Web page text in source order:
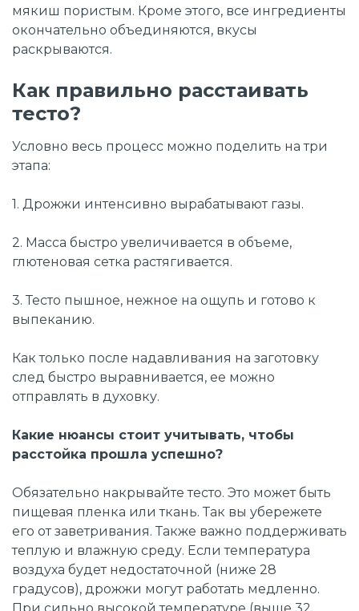
мякиш пористым. Кроме этого, все ингредиенты
окончательно объединяются, вкусы
раскрываются.
Как правильно расстаивать
тесто?
Условно весь процесс можно поделить на три
этапа:
1. Дрожжи интенсивно вырабатывают газы.
2. Масса быстро увеличивается в объеме,
глютеновая сетка растягивается.
3. Тесто пышное, нежное на ощупь и готово к
выпеканию.
Как только после надавливания на заготовку
след быстро выравнивается, ее можно
отправлять в духовку.
Какие нюансы стоит учитывать, чтобы
расстойка прошла успешно?
Обязательно накрывайте тесто. Это может быть
пищевая пленка или ткань. Так вы убережете
его от заветривания. Также важно поддерживать
теплую и влажную среду. Если температура
воздуха будет недостаточной (ниже 28
градусов), дрожжи могут работать медленно.